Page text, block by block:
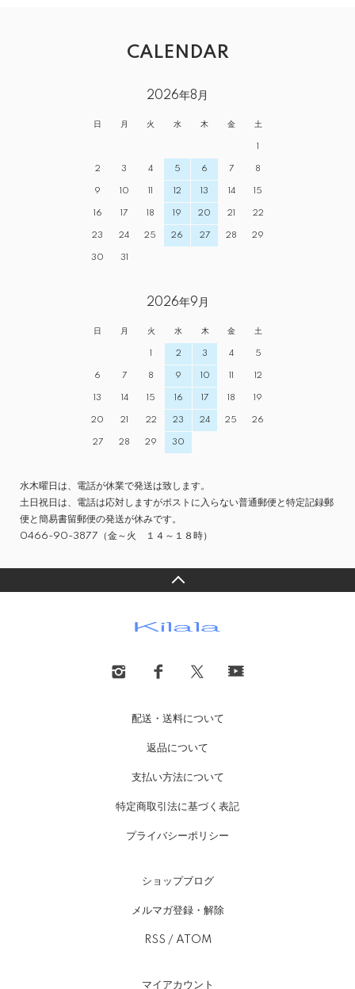
CALENDAR
2026年8月
日 月 火 水 木 金 土
1
2 3 4 5 6 7 8
9 10 11 12 13 14 15
16 17 18 19 20 21 22
23 24 25 26 27 28 29
30 31
2026年9月
日 月 火 水 木 金 土
1 2 3 4 5
6 7 8 9 10 11 12
13 14 15 16 17 18 19
20 21 22 23 24 25 26
27 28 29 30
水木曜日は、電話が休業で発送は致します。
土日祝日は、電話は応対しますがポストに入らない普通郵便と特定記録郵
便と簡易書留郵便の発送が休みです。
0466-90-3877（金～火 １４～１８時）
配送・送料について
返品について
支払い方法について
特定商取引法に基づく表記
プライバシーポリシー
ショップブログ
メルマガ登録・解除
RSS / ATOM
マイアカウント